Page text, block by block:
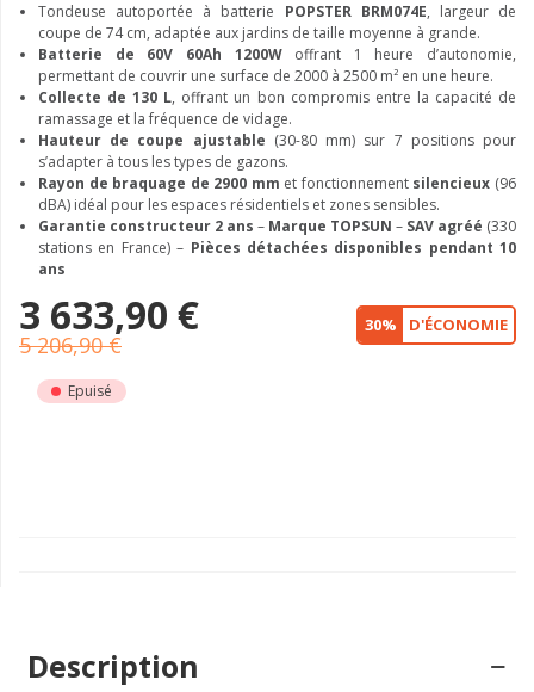
Tondeuse autoportée à batterie POPSTER BRM074E, largeur de
coupe de 74 cm, adaptée aux jardins de taille moyenne à grande.
Batterie de 60V 60Ah 1200Woffrant 1 heure d’autonomie,
permettant de couvrir une surface de 2000 à 2500 m² en une heure.
Collecte de 130 L, offrant un bon compromis entre la capacité de
ramassage et la fréquence de vidage.
Hauteur de coupe ajustable (30-80 mm) sur 7 positions pour
s’adapter à tous les types de gazons.
Rayon de braquage de 2900 mm et fonctionnement silencieux (96
dBA) idéal pour les espaces résidentiels et zones sensibles.
Garantie constructeur 2 ans – Marque TOPSUN – SAV agréé (330
stations en France) – Pièces détachées disponibles pendant 10
ans
3 633,90 €
5 206,90 €
30% D'ÉCONOMIE
Epuisé
Description